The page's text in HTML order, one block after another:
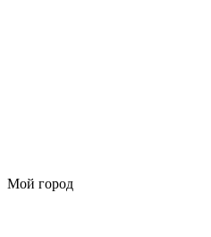
Мой город